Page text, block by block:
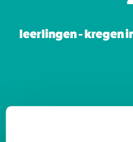
leerlingen - kregen
professionals -